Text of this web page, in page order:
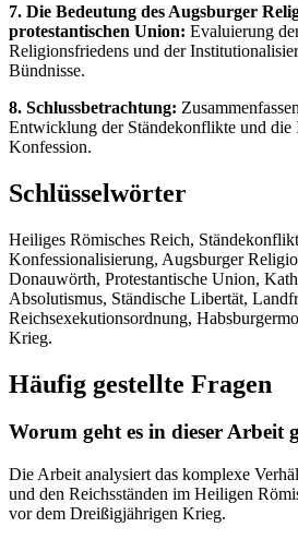
7. Die Bedeutung des Augsburger
protestantischen Union: Evaluierung
Religionsfriedens und der
Bündnisse.
8. Schlussbetrachtung:
Entwicklung der Ständekonflikte und die
Konfession.
Schlüsselwörter
Heiliges Römisches Reich,
Konfessionalisierung, Augsburger
Donauwörth, Protestantische Union,
Absolutismus, Ständische Libertät,
Reichsexekutionsordnung,
Krieg.
Häufig gestellte Fragen
Worum geht es in dieser Arbeit
Die Arbeit analysiert das komplexe
und den Reichsständen im Heiligen
vor dem Dreißigjährigen Krieg.